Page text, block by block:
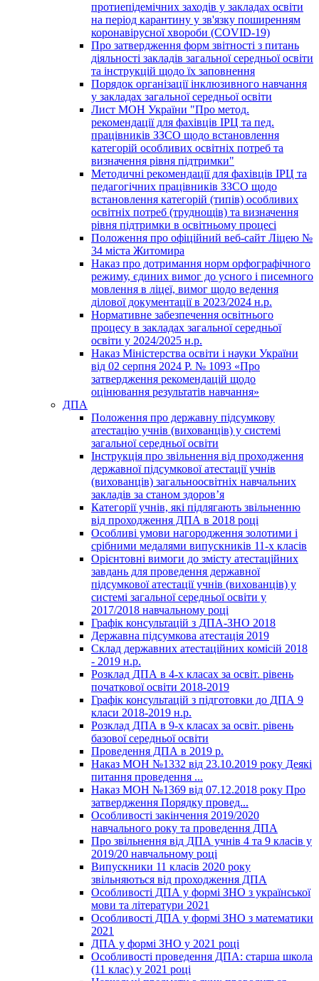
протиепідемічних заходів у закладах освіти
на період карантину у зв'язку поширенням
коронавірусної хвороби (COVID-19)
Про затвердження форм звітності з питань
діяльності закладів загальної середньої освіти
та інструкцій щодо їх заповнення
Порядок організації інклюзивного навчання
у закладах загальної середньої освіти
Лист МОН України "Про метод.
рекомендації для фахівців ІРЦ та пед.
працівників ЗЗСО щодо встановлення
категорій особливих освітніх потреб та
визначення рівня підтримки"
Методичні рекомендації для фахівців ІРЦ та
педагогічних працівників ЗЗСО щодо
встановлення категорій (типів) особливих
освітніх потреб (труднощів) та визначення
рівня підтримки в освітньому процесі
Положення про офіційний веб-сайт Ліцею №
34 міста Житомира
Наказ про дотримання норм орфографічного
режиму, єдиних вимог до усного і писемного
мовлення в ліцеї, вимог щодо ведення
ділової документації в 2023/2024 н.р.
Нормативне забезпечення освітнього
процесу в закладах загальної середньої
освіти у 2024/2025 н.р.
Наказ Міністерства освіти і науки України
від 02 серпня 2024 Р. № 1093 «Про
затвердження рекомендацій щодо
оцінювання результатів навчання»
ДПА
Положення про державну підсумкову
атестацію учнів (вихованців) у системі
загальної середньої освіти
Інструкція про звільнення від проходження
державної підсумкової атестації учнів
(вихованців) загальноосвітніх навчальних
закладів за станом здоров’я
Категорії учнів, які підлягають звільненню
від проходження ДПА в 2018 році
Особливі умови нагородження золотими і
срібними медалями випускників 11-х класів
Орієнтовні вимоги до змісту атестаційних
завдань для проведення державної
підсумкової атестації учнів (вихованців) у
системі загальної середньої освіти у
2017/2018 навчальному році
Графік консультацій з ДПА-ЗНО 2018
Державна підсумкова атестація 2019
Склад державних атестаційних комісій 2018
- 2019 н.р.
Розклад ДПА в 4-х класах за освіт. рівень
початкової освіти 2018-2019
Графік консультацій з підготовки до ДПА 9
класи 2018-2019 н.р.
Розклад ДПА в 9-х класах за освіт. рівень
базової середньої освіти
Проведення ДПА в 2019 р.
Наказ МОН №1332 від 23.10.2019 року Деякі
питання проведення ...
Наказ МОН №1369 від 07.12.2018 року Про
затвердження Порядку провед...
Особливості закінчення 2019/2020
навчального року та проведення ДПА
Про звільнення від ДПА учнів 4 та 9 класів у
2019/20 навчальному році
Випускники 11 класів 2020 року
звільняються від проходження ДПА
Особливості ДПА у формі ЗНО з української
мови та літератури 2021
Особливості ДПА у формі ЗНО з математики
2021
ДПА у формі ЗНО у 2021 році
Особливості проведення ДПА: старша школа
(11 клас) у 2021 році